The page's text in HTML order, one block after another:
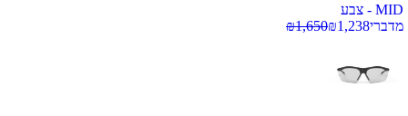
MID - צבע
מדברי
₪1,238
₪1,650